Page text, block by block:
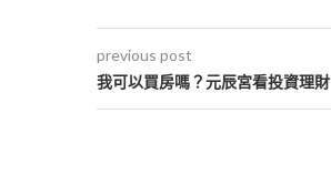
previous post
我可以買房嗎？元辰宮看投資理財